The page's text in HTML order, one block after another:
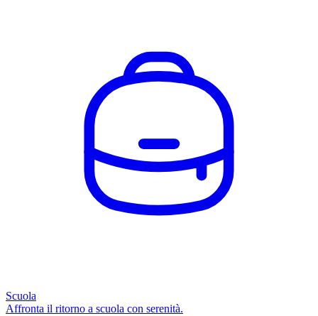
Scuola
Affronta il ritorno a scuola con serenità.